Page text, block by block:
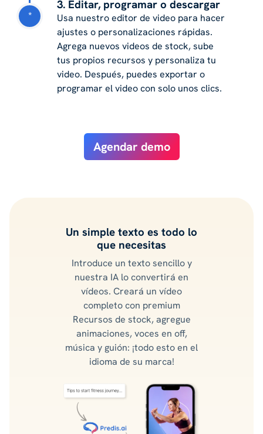
*
3. Editar, programar o descargar
Usa nuestro editor de video para hacer
ajustes o personalizaciones rápidas.
Agrega nuevos videos de stock, sube
tus propios recursos y personaliza tu
video. Después, puedes exportar o
programar el video con solo unos clics.
Agendar demo
Un simple texto es todo lo
que necesitas
Introduce un texto sencillo y
nuestra IA lo convertirá en
vídeos. Creará un vídeo
completo con premium
Recursos de stock, agregue
animaciones, voces en off,
música y guión: ¡todo esto en el
idioma de su marca!